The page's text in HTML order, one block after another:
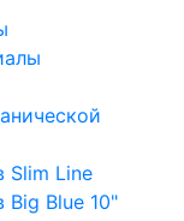
Slim Line
Blue 10"